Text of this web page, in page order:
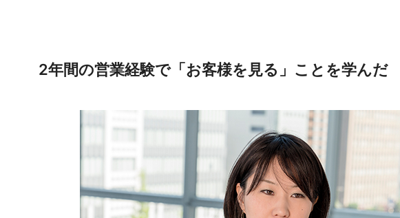
2年間の営業経験で「お客様を見る」ことを学んだ